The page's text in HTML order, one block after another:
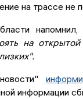
на трассе не
напомнил,
на
информации